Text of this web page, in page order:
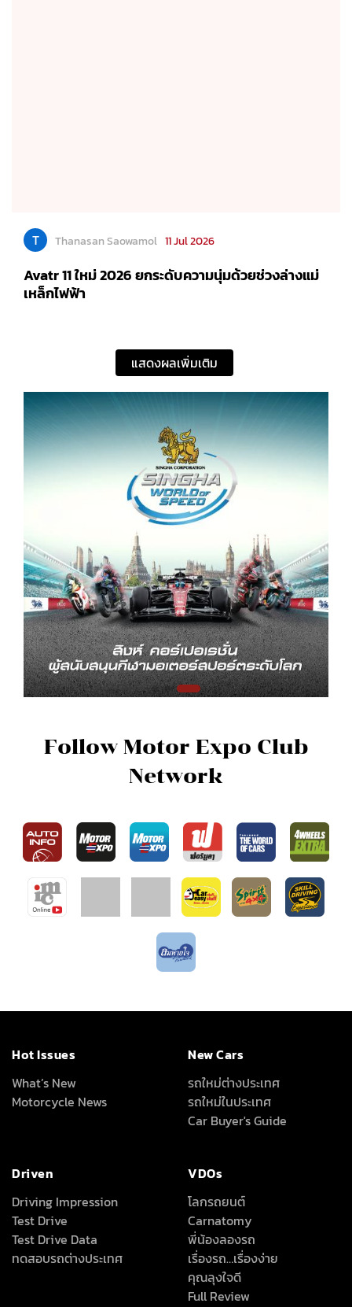
T Thanasan Saowamol 11 Jul 2026
Avatr 11 ใหม่ 2026 ยกระดับความนุ่มด้วยช่วงล่างแม่
เหล็กไฟฟ้า
แสดงผลเพิ่มเติม
Follow Motor Expo Club
Network
Hot Issues
What’s New
Motorcycle News
New Cars
รถใหม่ต่างประเทศ
รถใหม่ในประเทศ
Car Buyer's Guide
Driven
Driving Impression
Test Drive
Test Drive Data
ทดสอบรถต่างประเทศ
VDOs
โลกรถยนต์
Carnatomy
พี่น้องลองรถ
เรื่องรถ…เรื่องง่าย
คุณลุงใจดี
Full Review